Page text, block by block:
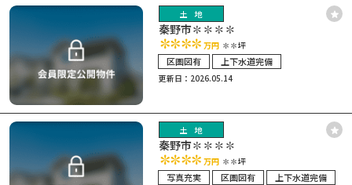
土地
秦野市✽✽✽✽
✽✽✽✽ 万円 ✽✽坪
区画図有 上下水道完備
更新日：2026.05.14
土地
秦野市✽✽✽✽
✽✽✽✽ 万円 ✽✽坪
写真充実 区画図有 上下水道完備